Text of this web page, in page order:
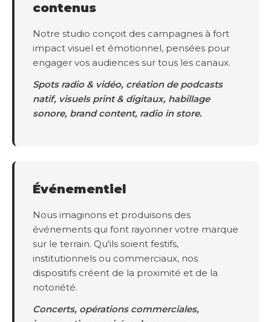
contenus
Notre studio conçoit des campagnes à fort
impact visuel et émotionnel, pensées pour
engager vos audiences sur tous les canaux.
Spots radio & vidéo, création de podcasts
natif, visuels print & digitaux, habillage
sonore, brand content, radio in store.
Événementiel
Nous imaginons et produisons des
événements qui font rayonner votre marque
sur le terrain. Qu'ils soient festifs,
institutionnels ou commerciaux, nos
dispositifs créent de la proximité et de la
notoriété.
Concerts, opérations commerciales,